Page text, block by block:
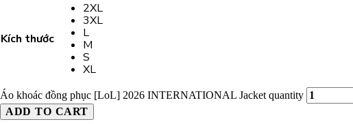
Kích thước
2XL
3XL
L
M
S
XL
Áo khoác đồng phục [LoL] 2026 INTERNATIONAL Jacket quantity
ADD TO CART